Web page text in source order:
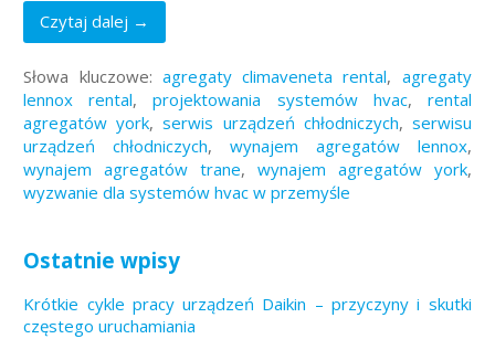
Czytaj dalej →
Słowa kluczowe: agregaty climaveneta rental, agregaty
lennox rental,projektowania systemów hvac, rental
agregatów york,serwis urządzeń chłodniczych, serwisu
urządzeń chłodniczych, wynajem agregatów lennox,
wynajem agregatów trane, wynajem agregatów york,
wyzwanie dla systemów hvac w przemyśle
Ostatnie wpisy
Krótkie cykle pracy urządzeń Daikin – przyczyny i skutki
częstego uruchamiania